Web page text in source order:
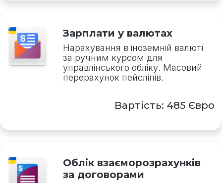
Зарплати у валютах
Нарахування в іноземній валюті
за ручним курсом для
управлінського обліку. Масовий
перерахунок пейсліпів.
Вартість: 485 Євро
Облік взаєморозрахунків
за договорами